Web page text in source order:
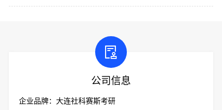
公司信息
企业品牌：大连社科赛斯考研